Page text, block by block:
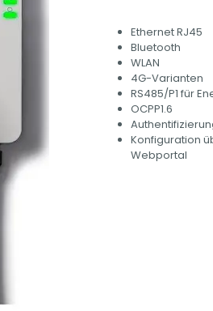
Ethernet RJ45
Bluetooth
WLAN
4G-Varianten
RS485/P1 für
OCPP1.6
Konfiguration
Webportal